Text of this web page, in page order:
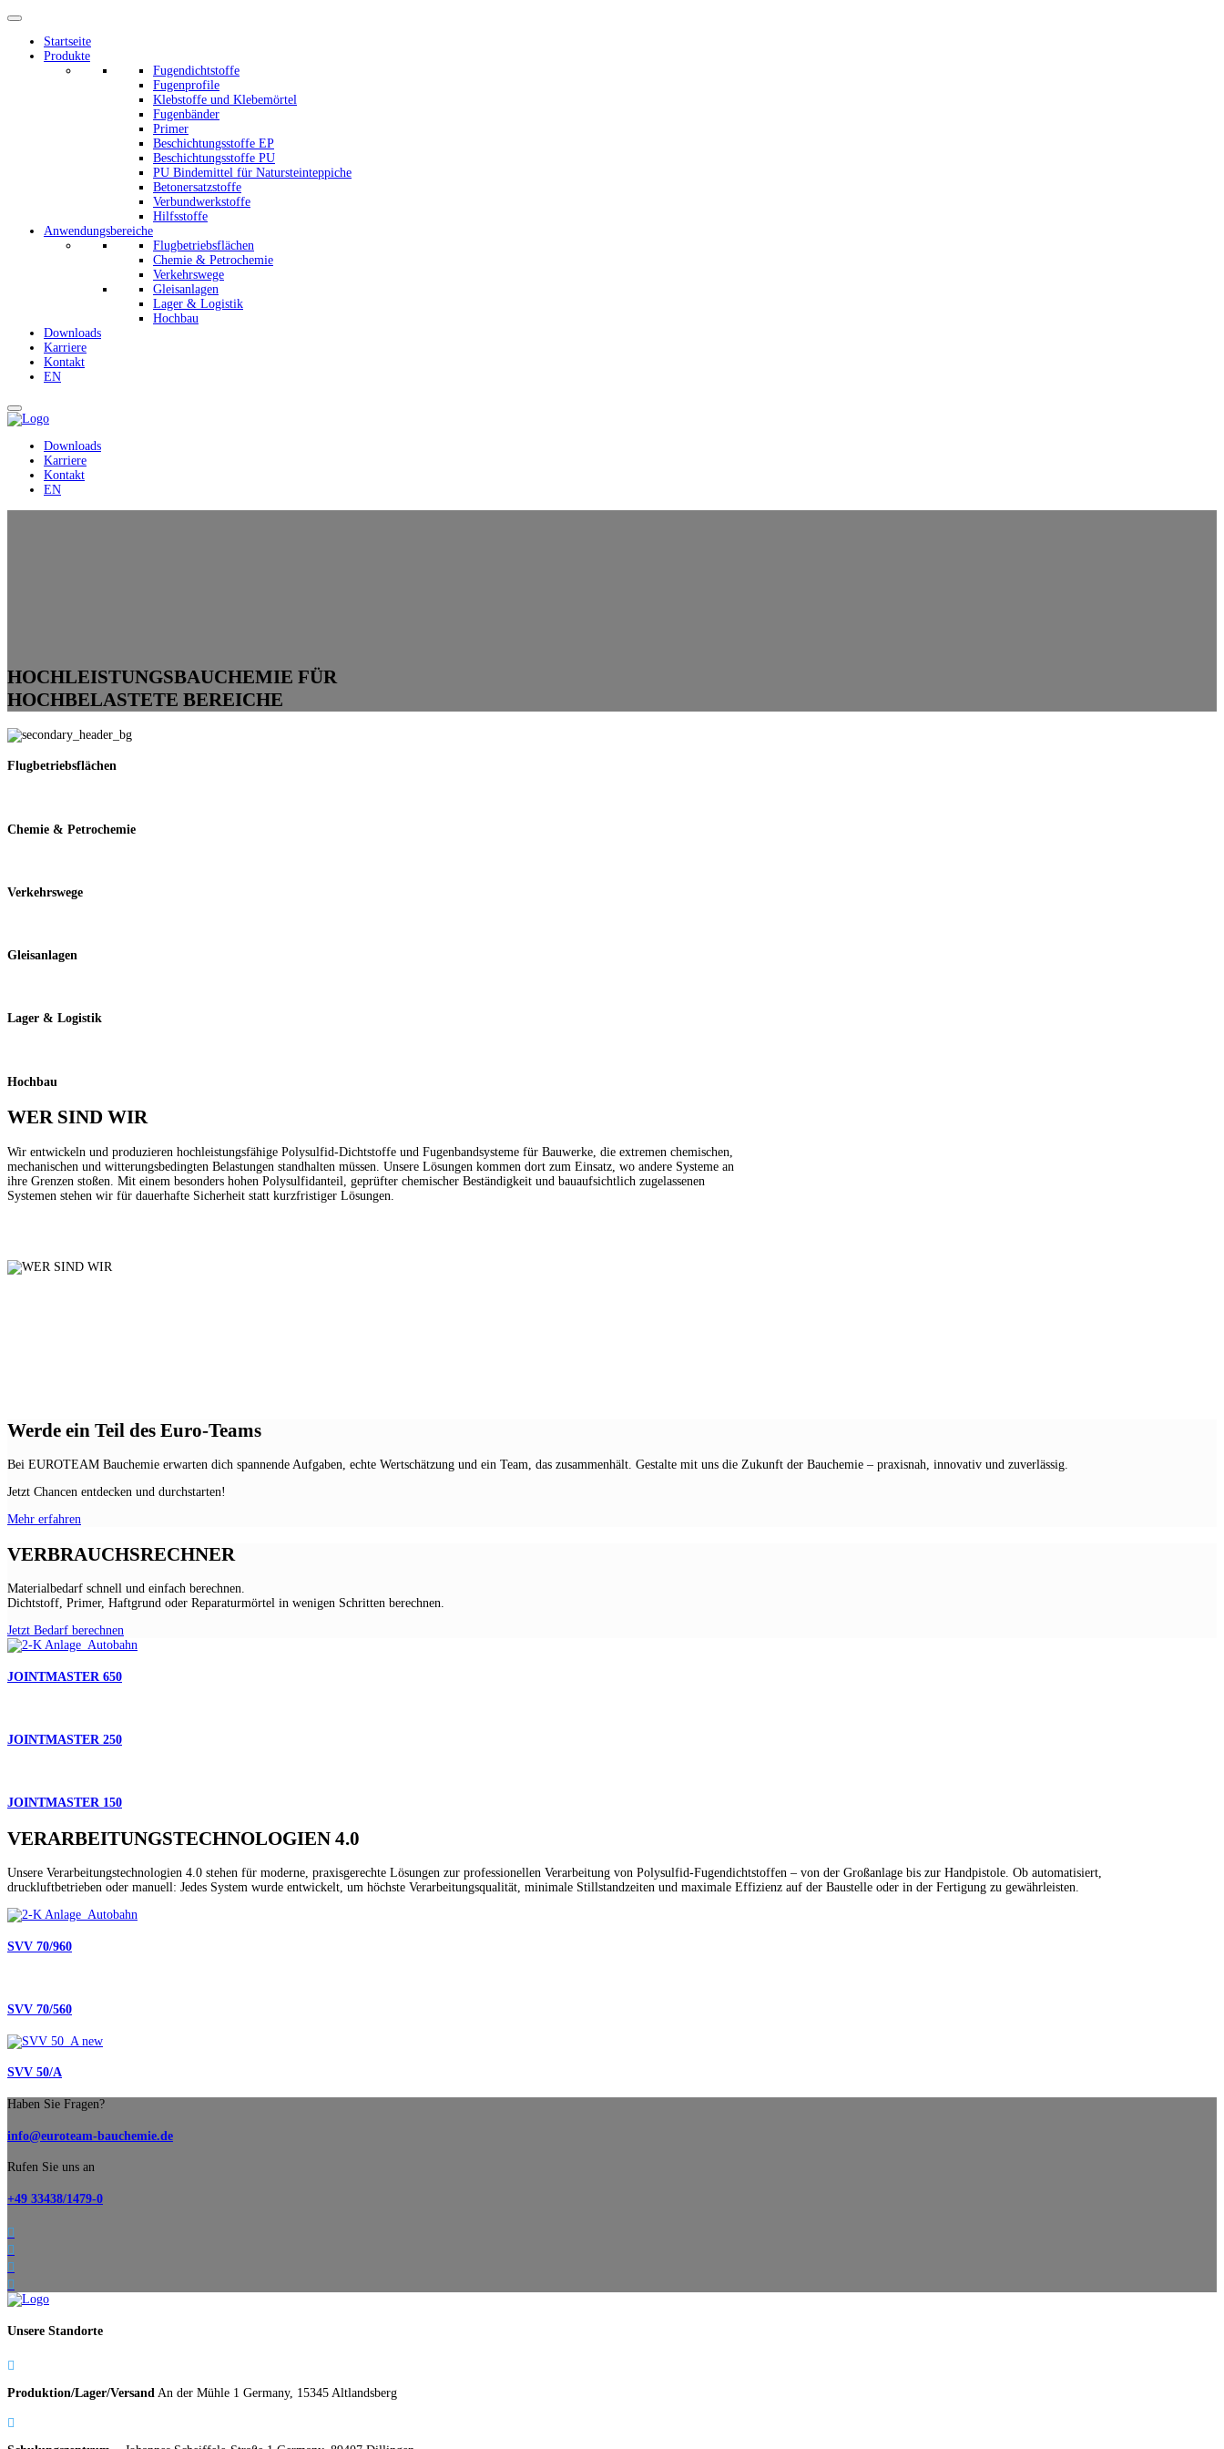
Startseite
Produkte
Fugendichtstoffe
Fugenprofile
Klebstoffe und Klebemörtel
Fugenbänder
Primer
Beschichtungsstoffe EP
Beschichtungsstoffe PU
PU Bindemittel für Natursteinteppiche
Betonersatzstoffe
Verbundwerkstoffe
Hilfsstoffe
Anwendungsbereiche
Flugbetriebsflächen
Chemie & Petrochemie
Verkehrswege
Gleisanlagen
Lager & Logistik
Hochbau
Downloads
Karriere
Kontakt
EN
Downloads
Karriere
Kontakt
EN
HOCHLEISTUNGS­BAUCHEMIE FÜR
HOCHBELASTETE BEREICHE
Flugbetriebsflächen
Chemie & Petrochemie
Verkehrswege
Gleisanlagen
Lager & Logistik
Hochbau
WER SIND WIR
Wir entwickeln und produzieren hochleistungsfähige Polysulfid-Dichtstoffe und Fugenbandsysteme für Bauwerke, die extremen chemischen,
mechanischen und witterungsbedingten Belastungen standhalten müssen. Unsere Lösungen kommen dort zum Einsatz, wo andere Systeme an
ihre Grenzen stoßen. Mit einem besonders hohen Polysulfidanteil, geprüfter chemischer Beständigkeit und bauaufsichtlich zugelassenen
Systemen stehen wir für dauerhafte Sicherheit statt kurzfristiger Lösungen.
Werde ein Teil des Euro-Teams
Bei EUROTEAM Bauchemie erwarten dich spannende Aufgaben, echte Wertschätzung und ein Team, das zusammenhält. Gestalte mit uns die Zukunft der Bauchemie – praxisnah, innovativ und zuverlässig.
Jetzt Chancen entdecken und durchstarten!
Mehr erfahren
VERBRAUCHSRECHNER
Materialbedarf schnell und einfach berechnen.
Dichtstoff, Primer, Haftgrund oder Reparaturmörtel in wenigen Schritten berechnen.
Jetzt Bedarf berechnen
JOINTMASTER 650
JOINTMASTER 250
JOINTMASTER 150
VERARBEITUNGSTECHNOLOGIEN 4.0
Unsere Verarbeitungstechnologien 4.0 stehen für moderne, praxisgerechte Lösungen zur professionellen Verarbeitung von Polysulfid-Fugendichtstoffen – von der Großanlage bis zur Handpistole. Ob automatisiert,
druckluftbetrieben oder manuell: Jedes System wurde entwickelt, um höchste Verarbeitungsqualität, minimale Stillstandzeiten und maximale Effizienz auf der Baustelle oder in der Fertigung zu gewährleisten.
SVV 70/960
SVV 70/560
SVV 50/A
Haben Sie Fragen?
info@euroteam-bauchemie.de
Rufen Sie uns an
+49 33438/1479-0




Unsere Standorte

Produktion/Lager/Versand An der Mühle 1 Germany, 15345 Altlandsberg
